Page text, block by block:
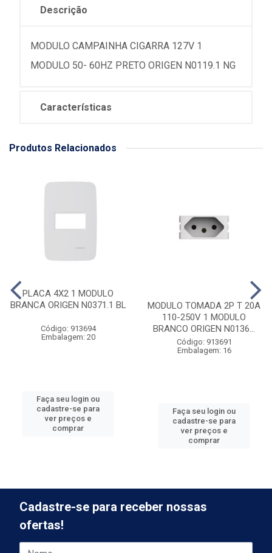
Descrição
MODULO CAMPAINHA CIGARRA 127V 1
MODULO 50- 60HZ PRETO ORIGEN N0119.1 NG
Características
Produtos Relacionados
PLACA 4X2 1 MODULO
BRANCA ORIGEN N0371.1 BL
Código: 913694
Embalagem: 20
Faça seu login ou
cadastre-se para
ver preços e
comprar
MODULO TOMADA 2P T 20A
110-250V 1 MODULO
BRANCO ORIGEN N0136...
Código: 913691
Embalagem: 16
Faça seu login ou
cadastre-se para
ver preços e
comprar
Cadastre-se para receber nossas
ofertas!